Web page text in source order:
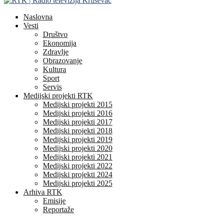
Naslovna
Vesti
Društvo
Ekonomija
Zdravlje
Obrazovanje
Kultura
Sport
Servis
Medijski projekti RTK
Medijski projekti 2015
Medijski projekti 2016
Medijski projekti 2017
Medijski projekti 2018
Medijski projekti 2019
Medijski projekti 2020
Medijski projekti 2021
Medijski projekti 2022
Medijski projekti 2024
Medijski projekti 2025
Arhiva RTK
Emisije
Reportaže